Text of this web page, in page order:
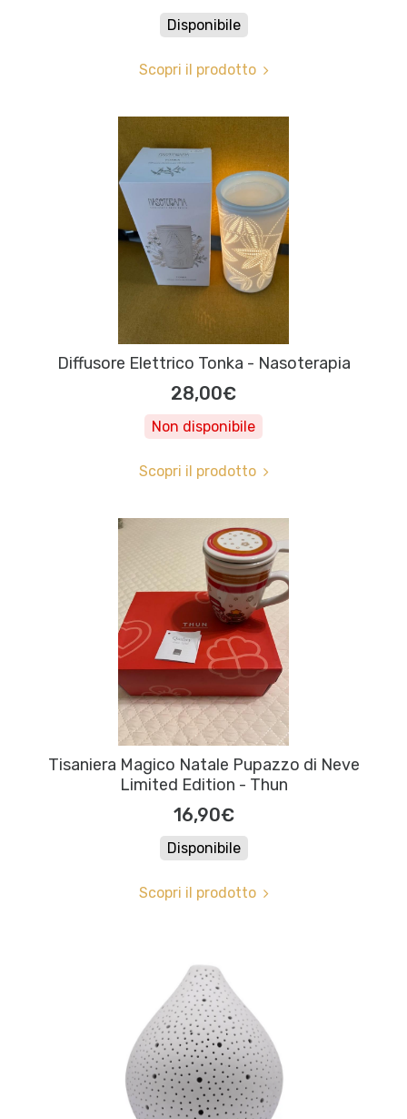
Disponibile
Scopri il prodotto
Diffusore Elettrico Tonka - Nasoterapia
28,00€
Non disponibile
Scopri il prodotto
Tisaniera Magico Natale Pupazzo di Neve
Limited Edition - Thun
16,90€
Disponibile
Scopri il prodotto